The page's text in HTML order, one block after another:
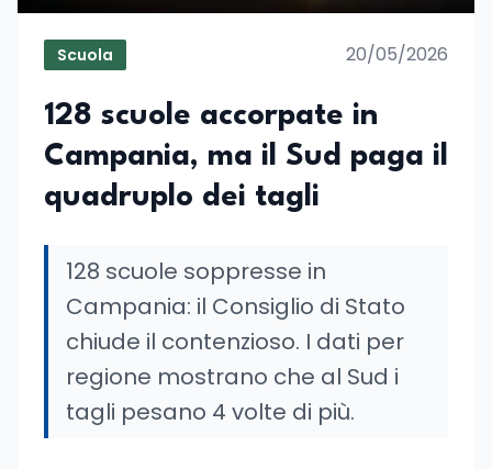
Scuola 20/05/2026
128 scuole accorpate in
Campania, ma il Sud paga il
quadruplo dei tagli
128 scuole soppresse in
Campania: il Consiglio di Stato
chiude il contenzioso. I dati per
regione mostrano che al Sud i
tagli pesano 4 volte di più.